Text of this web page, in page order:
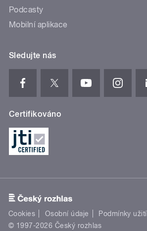
Podcasty
Mobilní aplikace
Sledujte nás
Certifikováno
Cookies Osobní údaje Podmínky užití
© 1997-2026 Český rozhlas